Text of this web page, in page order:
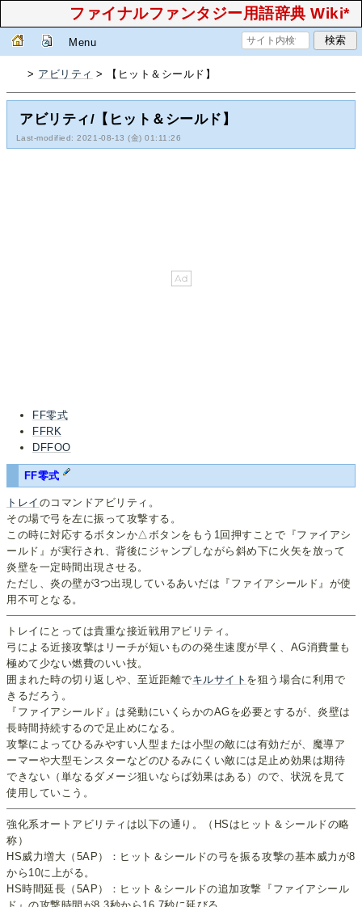
ファイナルファンタジー用語辞典 Wiki*
Menu
> アビリティ > 【ヒット＆シールド】
アビリティ/【ヒット＆シールド】
Last-modified: 2021-08-13 (金) 01:11:26
FF零式
FFRK
DFFOO
FF零式
トレイ のコマンドアビリティ。
その場で弓を左に振って攻撃する。
この時に対応するボタンか△ボタンをもう1回押すことで『ファイアシ
ールド』が実行され、背後にジャンプしながら斜め下に火矢を放って
炎壁を一定時間出現させる。
ただし、炎の壁が3つ出現しているあいだは『ファイアシールド』が使
用不可となる。
トレイにとっては貴重な接近戦用アビリティ。
弓による近接攻撃はリーチが短いものの発生速度が早く、AG消費量も
極めて少ない燃費のいい技。
囲まれた時の切り返しや、至近距離でキルサイト を狙う場合に利用で
きるだろう。
『ファイアシールド』は発動にいくらかのAGを必要とするが、炎壁は
長時間持続するので足止めになる。
攻撃によってひるみやすい人型または小型の敵には有効だが、魔導ア
ーマーや大型モンスターなどのひるみにくい敵には足止め効果は期待
できない（単なるダメージ狙いならば効果はある）ので、状況を見て
使用していこう。
強化系オートアビリティは以下の通り。（HSはヒット＆シールドの略
称）
HS威力増大（5AP）：ヒット＆シールドの弓を振る攻撃の基本威力が8
から10に上がる。
HS時間延長（5AP）：ヒット＆シールドの追加攻撃『ファイアシール